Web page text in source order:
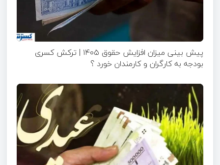
پیش بینی میزان افزایش حقوق ۱۴۰۵ | ترکش کسری
بودجه به کارگران و کارمندان خورد ؟